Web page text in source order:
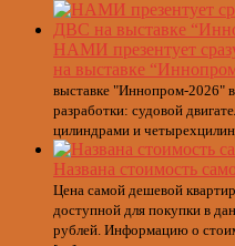
НАМИ презентует
на выставке
выставке "Иннопром-2026"
разработки: судовой
цилиндрами и
Названа стоимость
Цена самой дешевой
доступной для покупки в
рублей. Информацию о